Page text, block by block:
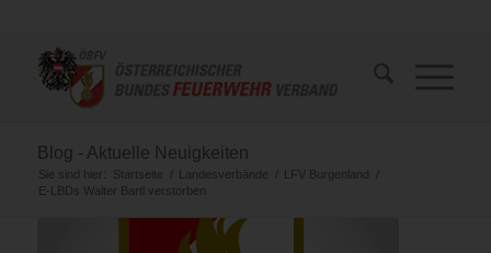
Blog - Aktuelle Neuigkeiten
Sie sind hier: Startseite / Landesverbände / LFV Burgenland
/
E-LBDs Walter Bartl verstorben